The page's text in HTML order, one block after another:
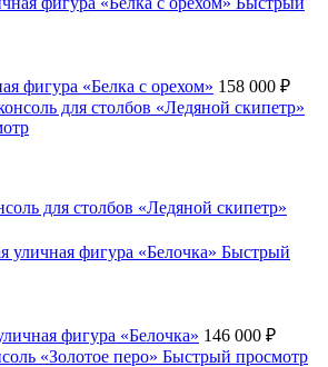
фигура «Белка с орехом» 158 000 ₽
для столбов «Ледяной скипетр»
Быстрый
фигура «Белочка» 146 000 ₽
Быстрый просмотр